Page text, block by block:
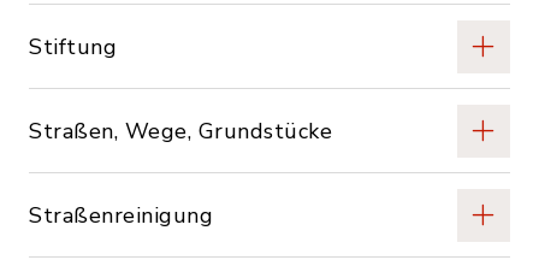
Stiftung
Straßen, Wege, Grundstücke
Straßenreinigung